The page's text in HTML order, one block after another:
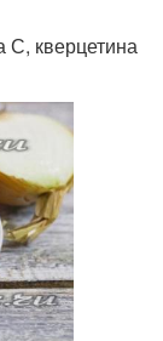
С, кверцетина